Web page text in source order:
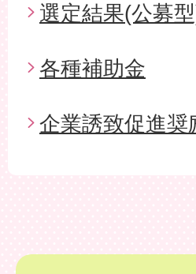
選定結果(公募
各種補助金
企業誘致促進奨